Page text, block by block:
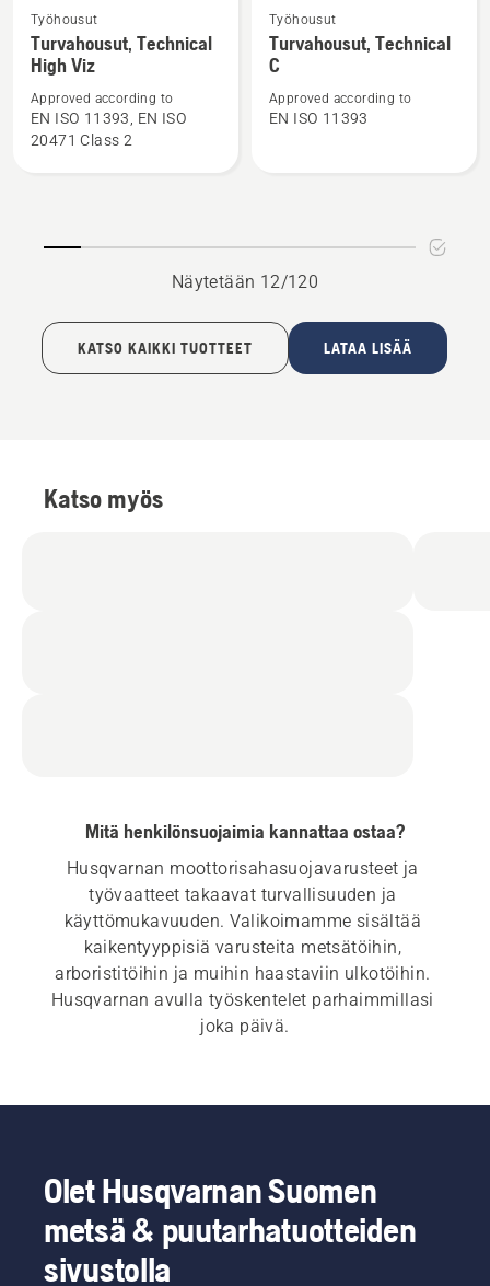
Katso
lisätietoja
tuotteesta
Turvahousut,
Technical
High
Työhousut
Turvahousut, Technical
High Viz
Approved according to
EN ISO 11393, EN ISO
20471 Class 2
Katso
lisätietoja
tuotteesta
Turvahousut,
Technical
Työhousut
Turvahousut, Technical
C
Approved according to
EN ISO 11393
Näytetään 12/120
KATSO KAIKKI TUOTTEET LATAA LISÄÄ
Katso myös
Mitä henkilönsuojaimia kannattaa ostaa?
Husqvarnan moottorisahasuojavarusteet ja
työvaatteet takaavat turvallisuuden ja
käyttömukavuuden. Valikoimamme sisältää
kaikentyyppisiä varusteita metsätöihin,
arboristitöihin ja muihin haastaviin ulkotöihin.
Husqvarnan avulla työskentelet parhaimmillasi
joka päivä.
Olet Husqvarnan Suomen
metsä & puutarhatuotteiden
sivustolla